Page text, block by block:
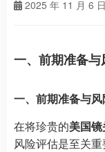
2025 年 11 月 6 日
一、前期准备与
一、前期准备与
在将珍贵的美国
风险评估是至关